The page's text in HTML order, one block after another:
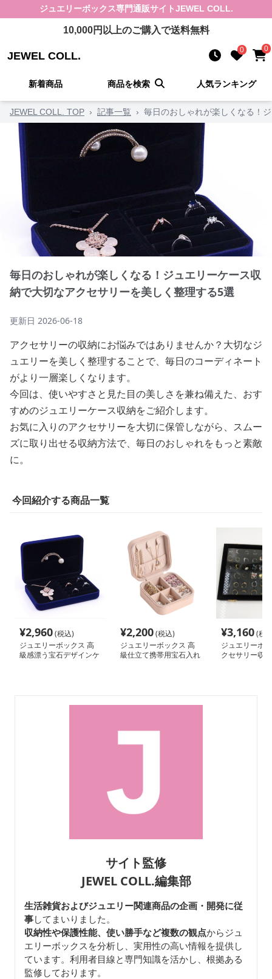
ジュエリーボックス専門通販サイトJEWEL COLL.
10,000円以上のご購入で送料無料
JEWEL COLL. 0 0
新着商品 商品を検索 人気ランキング
JEWEL COLL. TOP › 記事一覧 › 毎日のおしゃれが楽しくなる！
毎日のおしゃれが楽しくなる！ジュエリーケース収
納で大切なアクセサリーを美しく整理する5選
更新日 2026-06-18
アクセサリーの収納にお悩みではありませんか？大切なジ
ュエリーを美しく整理することで、毎日のコーディネート
がより一層楽しくなります。
今回は、使いやすさと見た目の美しさを兼ね備えた、おす
すめのジュエリーケース収納をご紹介します。
お気に入りのアクセサリーを大切に保管しながら、スムー
ズに取り出せる収納方法で、毎日のおしゃれをもっと素敵
に。
今回紹介する商品一覧
¥2,960(税込)
ジュエリーボックス 高
級感漂う宝石デザインケ
¥2,200(税込)
ジュエリーボックス 高
級仕立て携帯用宝石入れ
¥3,160(税
ジュエリーボ
クセサリー収
サイト監修
JEWEL COLL.編集部
生活雑貨およびジュエリー関連商品の企画・開発に従
事してまいりました。
収納性や保護性能、使い勝手など複数の観点からジュ
エリーボックスを分析し、実用性の高い情報を提供し
ています。利用者目線と専門知識を活かし、根拠ある
監修しております。